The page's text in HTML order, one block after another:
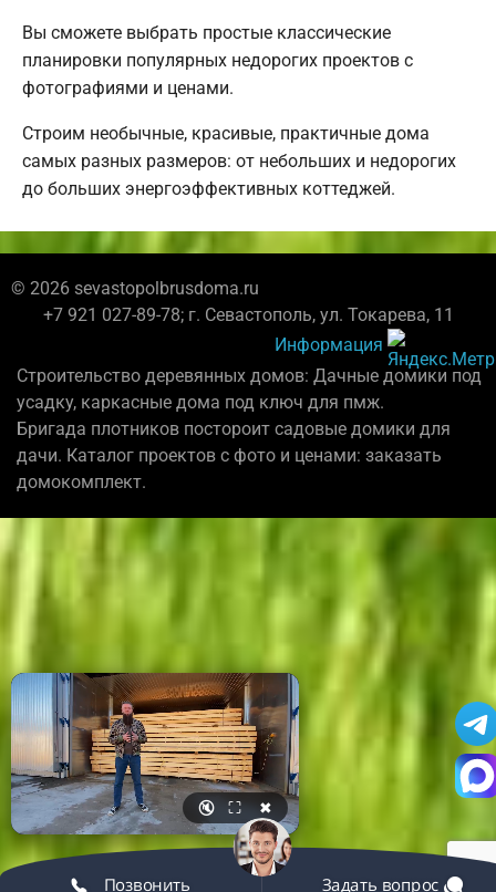
Вы сможете выбрать простые классические
планировки популярных недорогих проектов с
фотографиями и ценами.
Строим необычные, красивые, практичные дома
самых разных размеров: от небольших и недорогих
до больших энергоэффективных коттеджей.
© 2026 sevastopolbrusdoma.ru
+7 921 027-89-78; г. Севастополь, ул. Токарева, 11
Информация
Строительство деревянных домов: Дачные домики под
усадку, каркасные дома под ключ для пмж.
Бригада плотников постороит садовые домики для
дачи. Каталог проектов с фото и ценами: заказать
домокомплект.
🔇 ⛶ ✖
Позвонить Задать вопрос